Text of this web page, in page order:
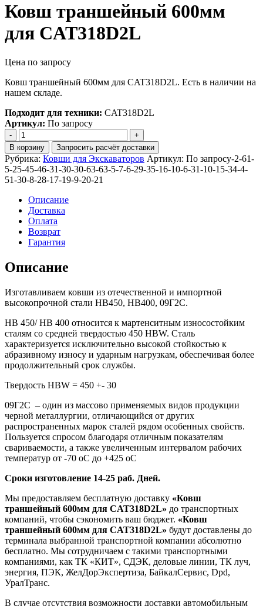
Ковш траншейный 600мм
для CAT318D2L
Цена по запросу
Ковш траншейный 600мм для CAT318D2L. Есть в наличии на
нашем складе.
Подходит для техники: CAT318D2L
Артикул: По запросу
Количество
Ковш
траншейный
600мм
для
CAT318D2L
В корзину Запросить расчёт доставки
Рубрика: Ковши для Экскаваторов Артикул: По запросу-2-61-
5-25-45-46-31-30-30-63-63-5-7-6-29-35-16-10-6-31-10-15-34-4-
51-30-8-28-17-19-9-20-21
Описание
Доставка
Оплата
Возврат
Гарантия
Описание
Изготавливаем ковши из отечественной и импортной
высокопрочной стали HB450, HB400, 09Г2С.
HB 450/ HB 400 относится к мартенситным износостойким
сталям со средней твердостью 450 HBW. Сталь
характеризуется исключительно высокой стойкостью к
абразивному износу и ударным нагрузкам, обеспечивая более
продолжительный срок службы.
Твердость HBW = 450 +- 30
09Г2С – один из массово применяемых видов продукции
черной металлургии, отличающийся от других
распространенных марок сталей рядом особенных свойств.
Пользуется спросом благодаря отличным показателям
свариваемости, а также увеличенным интервалом рабочих
температур от -70 оС до +425 оС
Сроки изготовление 14-25 раб. Дней.
Мы предоставляем бесплатную доставку «Ковш
траншейный 600мм для CAT318D2L» до транспортных
компаний, чтобы сэкономить ваш бюджет. «Ковш
траншейный 600мм для CAT318D2L» будут доставлены до
терминала выбранной транспортной компании абсолютно
бесплатно. Мы сотрудничаем с такими транспортными
компаниями, как ТК «КИТ», СДЭК, деловые линии, ТК луч,
энергия, ПЭК, ЖелДорЭкспертиза, БайкалСервис, Dpd,
УралТранс.
В случае отсутствия возможности доставки автомобильным